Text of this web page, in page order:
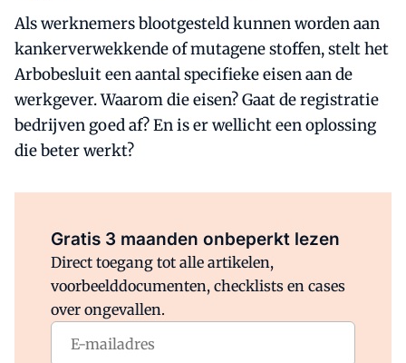
Als werknemers blootgesteld kunnen worden aan
kankerverwekkende of mutagene stoffen, stelt het
Arbobesluit een aantal specifieke eisen aan de
werkgever. Waarom die eisen? Gaat de registratie
bedrijven goed af? En is er wellicht een oplossing
die beter werkt?
Gratis 3 maanden onbeperkt lezen
Direct toegang tot alle artikelen,
voorbeelddocumenten, checklists en cases
over ongevallen.